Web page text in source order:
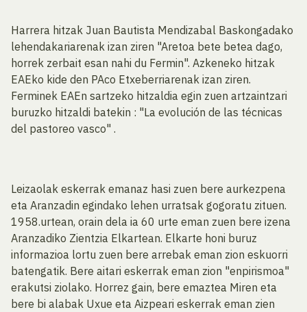
Harrera hitzak Juan Bautista Mendizabal Baskongadako
lehendakariarenak izan ziren "Aretoa bete betea dago,
horrek zerbait esan nahi du Fermin". Azkeneko hitzak
EAEko kide den PAco Etxeberriarenak izan ziren.
Ferminek EAEn sartzeko hitzaldia egin zuen artzaintzari
buruzko hitzaldi batekin : "La evolución de las técnicas
del pastoreo vasco" .
Leizaolak eskerrak emanaz hasi zuen bere aurkezpena
eta Aranzadin egindako lehen urratsak gogoratu zituen.
1958.urtean, orain dela ia 60 urte eman zuen bere izena
Aranzadiko Zientzia Elkartean. Elkarte honi buruz
informazioa lortu zuen bere arrebak eman zion eskuorri
batengatik. Bere aitari eskerrak eman zion "enpirismoa"
erakutsi ziolako. Horrez gain, bere emaztea Miren eta
bere bi alabak Uxue eta Aizpeari eskerrak eman zien